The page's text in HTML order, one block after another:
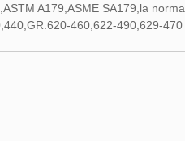
A179,ASME SA179,la norma
460,622-490,629-470